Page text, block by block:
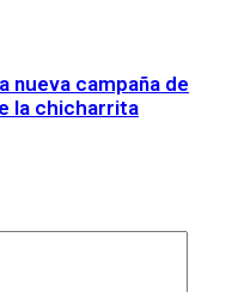
nueva campaña de
la chicharrita